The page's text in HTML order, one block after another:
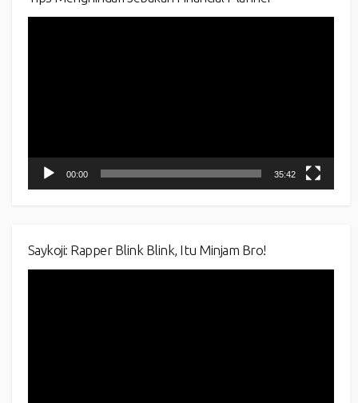
00:00 35:42
Saykoji: Rapper Blink Blink, Itu Minjam Bro!